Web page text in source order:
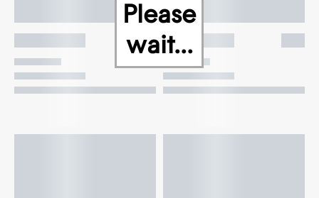
Please
wait...